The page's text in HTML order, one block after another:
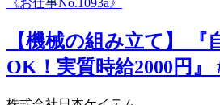
【機械の組み立て】
OK！実質時給2000円』